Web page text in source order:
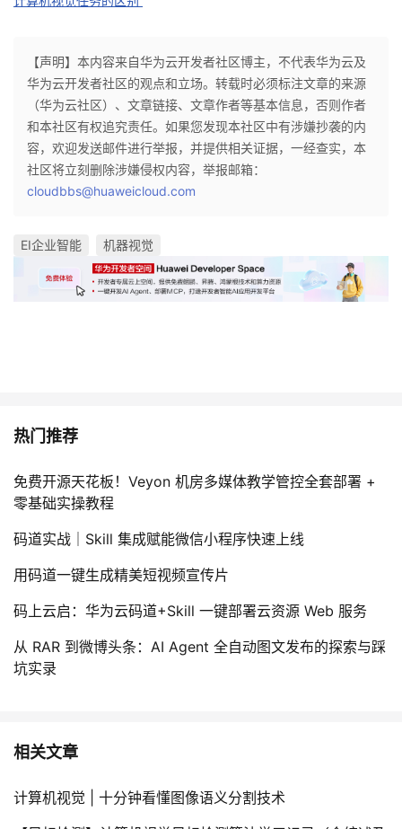
【声明】本内容来自华为云开发者社区博主，不代表华为云及
华为云开发者社区的观点和立场。转载时必须标注文章的来源
（华为云社区）、文章链接、文章作者等基本信息，否则作者
和本社区有权追究责任。如果您发现本社区中有涉嫌抄袭的内
容，欢迎发送邮件进行举报，并提供相关证据，一经查实，本
社区将立刻删除涉嫌侵权内容，举报邮箱：
cloudbbs@huaweicloud.com
EI企业智能 机器视觉
热门推荐
免费开源天花板！Veyon 机房多媒体教学管控全套部署 +
零基础实操教程
码道实战｜Skill 集成赋能微信小程序快速上线
用码道一键生成精美短视频宣传片
码上云启：华为云码道+Skill 一键部署云资源 Web 服务
从 RAR 到微博头条：AI Agent 全自动图文发布的探索与踩
坑实录
相关文章
计算机视觉 | 十分钟看懂图像语义分割技术